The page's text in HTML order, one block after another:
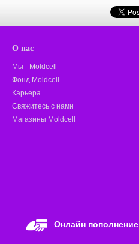
О нас
Мы - Moldcell
Фонд Moldcell
Карьера
Свяжитесь с нами
Магазины Moldcell
Онлайн пополнение